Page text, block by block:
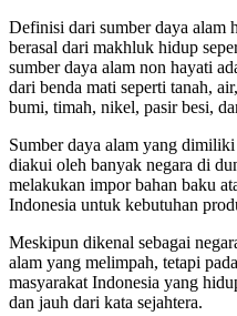
Definisi dari sumber daya alam
berasal dari makhluk hidup
sumber daya alam non hayati
dari benda mati seperti tanah,
bumi, timah, nikel, pasir besi,
Sumber daya alam yang
diakui oleh banyak negara di
melakukan impor bahan baku
Indonesia untuk kebutuhan
Meskipun dikenal sebagai
alam yang melimpah, tetapi
masyarakat Indonesia yang
dan jauh dari kata sejahtera.